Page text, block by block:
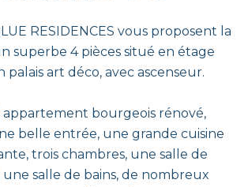
RESIDENCES vous proposent la
superbe 4 pièces situé en étage
palais art déco, avec ascenseur.
appartement bourgeois rénové,
belle entrée, une grande cuisine
trois chambres, une salle de
salle de bains, de nombreux